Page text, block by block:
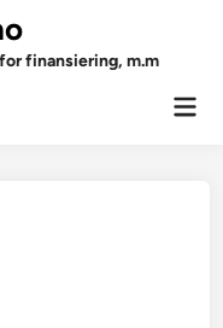
finansiering, m.m